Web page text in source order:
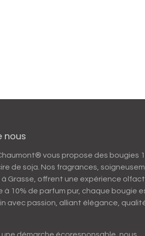
nous
vous propose des bougies
de soja. Nos fragrances,
Grasse, offrent une expérience
à 10% de parfum pur, chaque bougie
avec passion, alliant élégance,